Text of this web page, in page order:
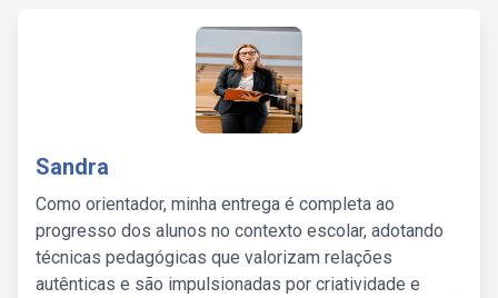
Sandra
Como orientador, minha entrega é completa ao
progresso dos alunos no contexto escolar, adotando
técnicas pedagógicas que valorizam relações
autênticas e são impulsionadas por criatividade e